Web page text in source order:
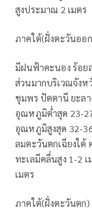
สูงประมาณ 2 เมตร
ภาคใต้(ฝั่งตะวันออ
มีฝนฟ้าคะนอง ร้อย
ส่วนมากบริเวณจัง
ชุมพร ปัตตานี ยะลา
อุณหภูมิต่ำสุด 23-
อุณหภูมิสูงสุด 32-
ลมตะวันตกเฉียงใต้
ทะเลมีคลื่นสูง 1-2
เมตร
ภาคใต้(ฝั่งตะวันตก)